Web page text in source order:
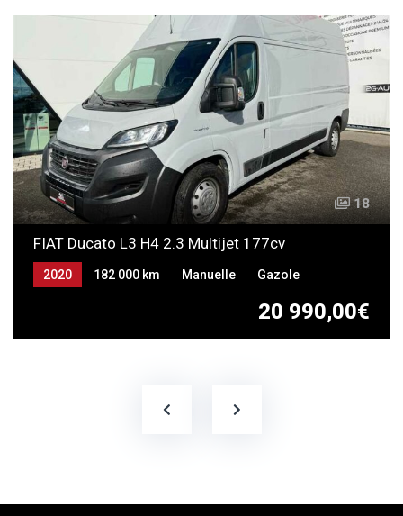
18
FIAT Ducato L3 H4 2.3 Multijet 177cv
20 990,00€
2020 182 000 km Manuelle Gazole